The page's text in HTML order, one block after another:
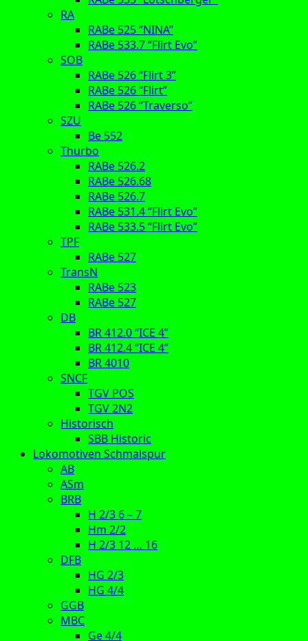
RA
RABe 525 “NINA”
RABe 533.7 “Flirt Evo”
SOB
RABe 526 “Flirt 3”
RABe 526 “Flirt”
RABe 526 “Traverso”
SZU
Be 552
Thurbo
RABe 526.2
RABe 526.68
RABe 526.7
RABe 531.4 “Flirt Evo”
RABe 533.5 “Flirt Evo”
TPF
RABe 527
TransN
RABe 523
RABe 527
DB
BR 412.0 “ICE 4”
BR 412.4 “ICE 4”
BR 4010
SNCF
TGV POS
TGV 2N2
Historisch
SBB Historic
Lokomotiven Schmalspur
AB
ASm
BRB
H 2/3 6 – 7
Hm 2/2
H 2/3 12 … 16
DFB
HG 2/3
HG 4/4
GGB
MBC
Ge 4/4